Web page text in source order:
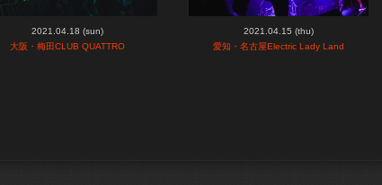
2021.04.18 (sun)
大阪・梅田CLUB QUATTRO
2021.04.15 (thu)
愛知・名古屋Electric Lady Land